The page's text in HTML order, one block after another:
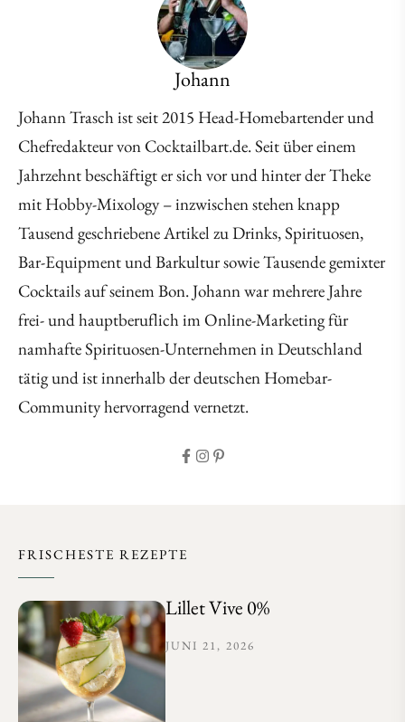
Johann
Johann Trasch ist seit 2015 Head-Homebartender und
Chefredakteur von Cocktailbart.de. Seit über einem
Jahrzehnt beschäftigt er sich vor und hinter der Theke
mit Hobby-Mixology – inzwischen stehen knapp
Tausend geschriebene Artikel zu Drinks, Spirituosen,
Bar-Equipment und Barkultur sowie Tausende gemixter
Cocktails auf seinem Bon. Johann war mehrere Jahre
frei- und hauptberuflich im Online-Marketing für
namhafte Spirituosen-Unternehmen in Deutschland
tätig und ist innerhalb der deutschen Homebar-
Community hervorragend vernetzt.
FRISCHESTE REZEPTE
Lillet Vive 0%
JUNI 21, 2026